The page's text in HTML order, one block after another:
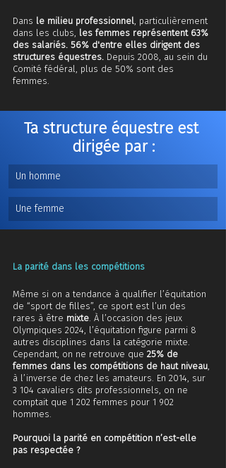
Dans le milieu professionnel, particulièrement
dans les clubs, les femmes représentent 63%
des salariés. 56% d'entre elles dirigent des
structures équestres. Depuis 2008, au sein du
Comité fédéral, plus de 50% sont des
femmes.
Ta structure équestre est
dirigée par :
Un homme
Une femme
La parité dans les compétitions
Même si on a tendance à qualifier l’équitation
de “sport de filles”, ce sport est l’un des
rares à être mixte. À l’occasion des jeux
Olympiques 2024, l’équitation figure parmi 8
autres disciplines dans la catégorie mixte.
Cependant, on ne retrouve que 25% de
femmes dans les compétitions de haut niveau,
à l’inverse de chez les amateurs. En 2014, sur
3 104 cavaliers dits professionnels, on ne
comptait que 1 202 femmes pour 1 902
hommes.
Pourquoi la parité en compétition n’est-elle
pas respectée ?